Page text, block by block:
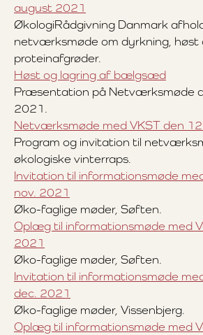
august 2021
ØkologiRådgivning Danmark
netværksmøde om dyrkning, høst
proteinafgrøder.
Høst og lagring af bælgsæd
Præsentation på Netværksmøde
2021.
Netværksmøde med VKST den
Program og invitation til
økologiske vinterraps.
Invitation til informationsmøde
nov. 2021
Øko-faglige møder, Søften.
Oplæg til informationsmøde med
2021
Øko-faglige møder, Søften.
Invitation til informationsmøde
dec. 2021
Øko-faglige møder, Vissenbjerg.
Oplæg til informationsmøde med